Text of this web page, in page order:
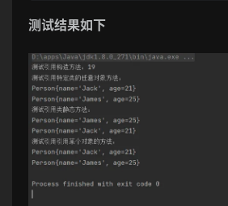
测试结果如下